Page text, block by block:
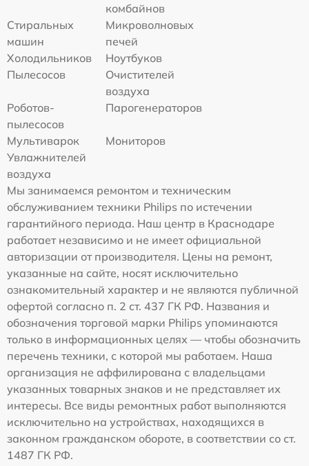
комбайнов
Стиральных
машин
Микроволновых
печей
Холодильников
Ноутбуков
Пылесосов
Очистителей
воздуха
Роботов-
пылесосов
Парогенераторов
Мультиварок
Мониторов
Увлажнителей
воздуха
Мы занимаемся ремонтом и техническим
обслуживанием техники Philips по истечении
гарантийного периода. Наш центр в Краснодаре
работает независимо и не имеет официальной
авторизации от производителя. Цены на ремонт,
указанные на сайте, носят исключительно
ознакомительный характер и не являются публичной
офертой согласно п. 2 ст. 437 ГК РФ. Названия и
обозначения торговой марки Philips упоминаются
только в информационных целях — чтобы обозначить
перечень техники, с которой мы работаем. Наша
организация не аффилирована с владельцами
указанных товарных знаков и не представляет их
интересы. Все виды ремонтных работ выполняются
исключительно на устройствах, находящихся в
законном гражданском обороте, в соответствии со ст.
1487 ГК РФ.